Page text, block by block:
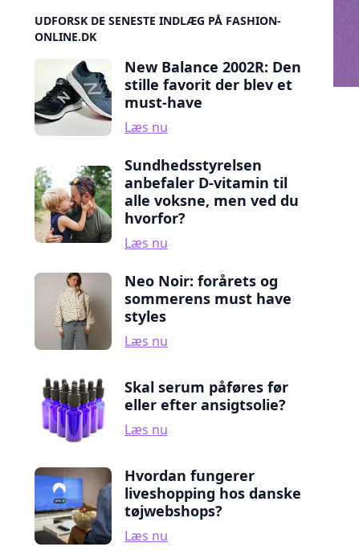
Sidebar
UDFORSK DE SENESTE INDLÆG PÅ FASHION-
ONLINE.DK
New Balance 2002R: Den
stille favorit der blev et
must-have
Læs nu
Sundhedsstyrelsen
anbefaler D-vitamin til
alle voksne, men ved du
hvorfor?
Læs nu
Neo Noir: forårets og
sommerens must have
styles
Læs nu
Skal serum påføres før
eller efter ansigtsolie?
Læs nu
Hvordan fungerer
liveshopping hos danske
tøjwebshops?
Læs nu